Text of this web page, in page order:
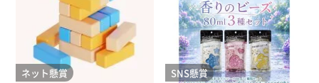
ネット懸賞 SNS懸賞